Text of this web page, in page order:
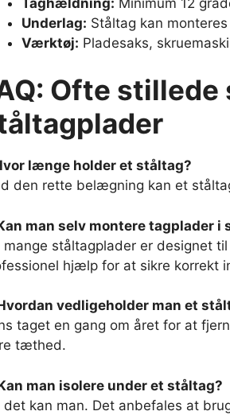
Underlag: Ståltag kan
Værktøj: Pladesaks,
Ofte stillede
længe holder et ståltag?
den rette belægning kan et
man selv montere tagplader i
mange ståltagplader er designet
hjælp for at sikre korrekt
vedligeholder man et
taget en gang om året for at
tæthed.
man isolere under et ståltag?
det kan man. Det anbefales at